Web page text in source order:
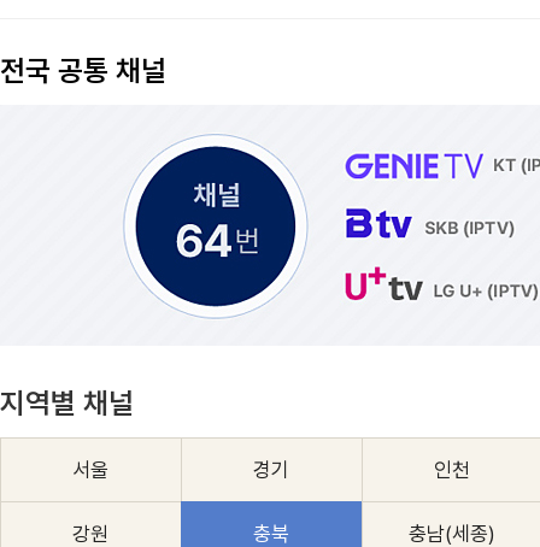
전국 공통 채널
지역별 채널
서울 경기 인천
강원 충북 충남(세종)